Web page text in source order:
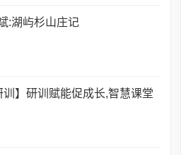
:湖屿杉山庄记
训】研训赋能促成长,智慧课堂